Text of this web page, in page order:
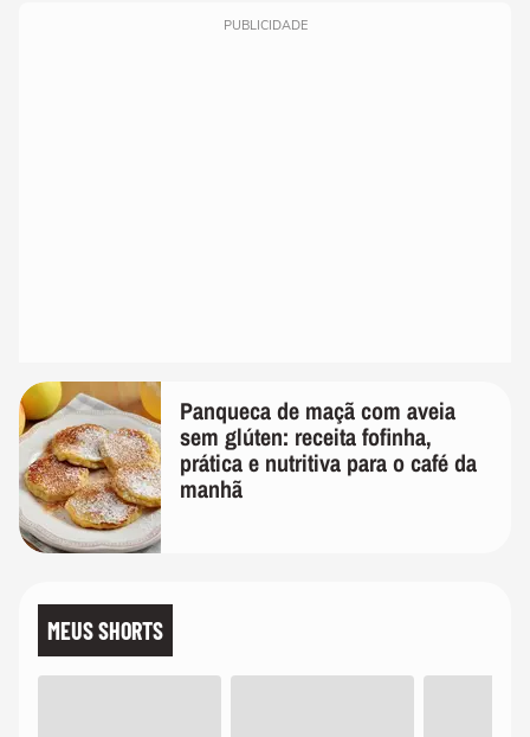
PUBLICIDADE
Panqueca de maçã com aveia
sem glúten: receita fofinha,
prática e nutritiva para o café da
manhã
MEUS SHORTS